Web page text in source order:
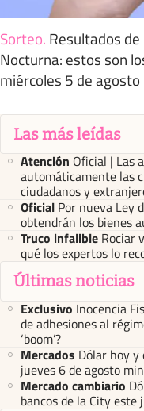
Sorteo. Resultados
Nocturna: estos son
miércoles 5 de agosto
Las más leídas
Atención Oficial | Las
automáticamente las
ciudadanos y
Oficial Por nueva Ley
obtendrán los bienes
Truco infalible Rociar
qué los expertos lo
Últimas noticias
Exclusivo Inocencia
de adhesiones al
‘boom’?
Mercados Dólar hoy y
jueves 6 de agosto
Mercado cambiario
bancos de la City este